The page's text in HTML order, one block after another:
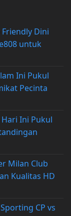
Dini
untuk
Ini Pukul
Pecinta
Ini Pukul
Milan Club
Kualitas HD
CP vs